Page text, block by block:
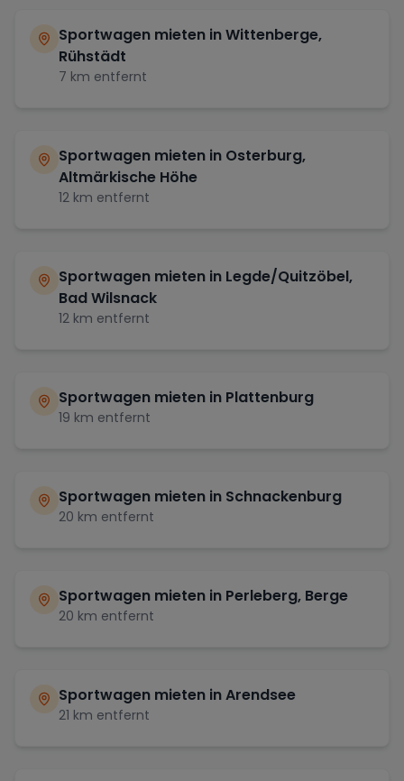
Sportwagen mieten inWittenberge,
Rühstädt
7 km entfernt
Sportwagen mieten in Osterburg,
Altmärkische Höhe
12 km entfernt
Sportwagen mieten in Legde/Quitzöbel,
Bad Wilsnack
12 km entfernt
Sportwagen mieten in Plattenburg
19 km entfernt
Sportwagen mieten in Schnackenburg
20 km entfernt
Sportwagen mieten in Perleberg, Berge
20 km entfernt
Sportwagen mieten inArendsee
21 km entfernt